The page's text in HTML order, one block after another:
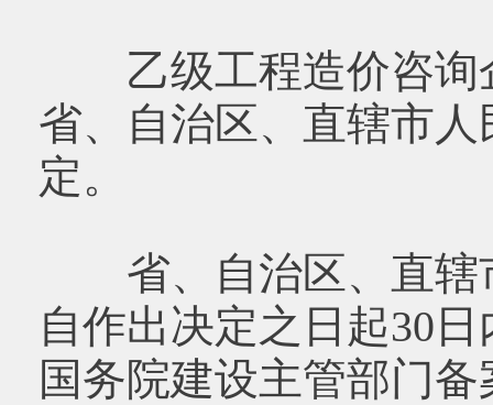
乙级工程造价咨询
省、自治区、直辖市
定。
省、自治区、直辖
自作出决定之日起30
国务院建设主管部门备